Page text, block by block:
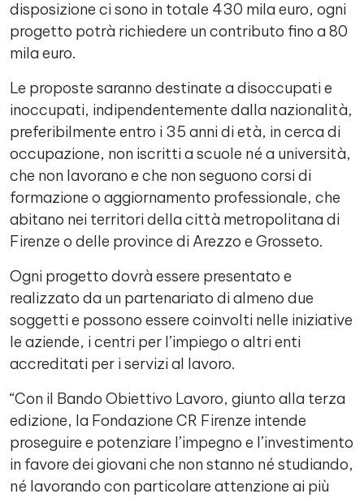
disposizione ci sono in totale 430 mila euro, ogni
progetto potrà richiedere un contributo fino a 80
mila euro.
Le proposte saranno destinate a disoccupati e
inoccupati, indipendentemente dalla nazionalità,
preferibilmente entro i 35 anni di età, in cerca di
occupazione, non iscritti a scuole né a università,
che non lavorano e che non seguono corsi di
formazione o aggiornamento professionale, che
abitano nei territori della città metropolitana di
Firenze o delle province di Arezzo e Grosseto.
Ogni progetto dovrà essere presentato e
realizzato da un partenariato di almeno due
soggetti e possono essere coinvolti nelle iniziative
le aziende, i centri per l’impiego o altri enti
accreditati per i servizi al lavoro.
“Con il Bando Obiettivo Lavoro, giunto alla terza
edizione, la Fondazione CR Firenze intende
proseguire e potenziare l’impegno e l’investimento
in favore dei giovani che non stanno né studiando,
né lavorando con particolare attenzione ai più